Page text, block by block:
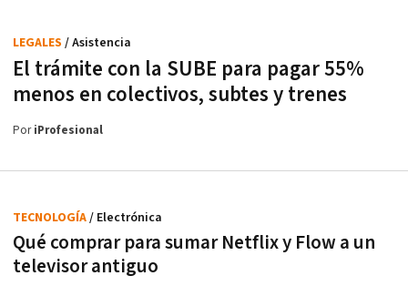
El trámite con la SUBE para pagar 55%
menos en colectivos, subtes y trenes
LEGALES / Asistencia
PoriProfesional
Qué comprar para sumar Netflix y Flow a un
televisor antiguo
TECNOLOGÍA/ Electrónica